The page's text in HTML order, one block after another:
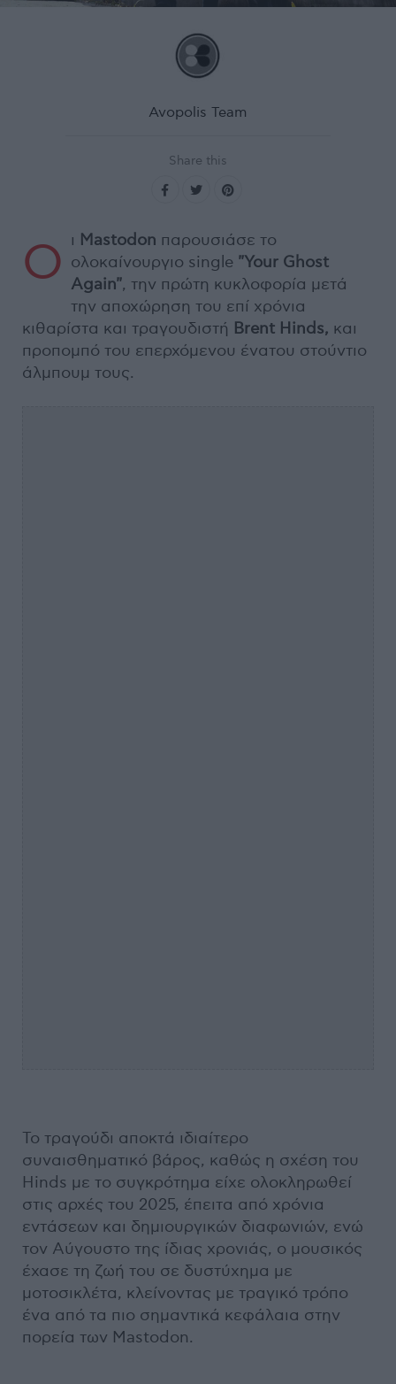
Avopolis Team
Share this
Ο ι Mastodon παρουσιάσε το
ολοκαίνουργιο single "Your Ghost
Again", την πρώτη κυκλοφορία μετά
την αποχώρηση του επί χρόνια
κιθαρίστα και τραγουδιστή Brent Hinds, και
προπομπό του επερχόμενου ένατου στούντιο
άλμπουμ τους.
Το τραγούδι αποκτά ιδιαίτερο
συναισθηματικό βάρος, καθώς η σχέση του
Hinds με το συγκρότημα είχε ολοκληρωθεί
στις αρχές του 2025, έπειτα από χρόνια
εντάσεων και δημιουργικών διαφωνιών, ενώ
τον Αύγουστο της ίδιας χρονιάς, ο μουσικός
έχασε τη ζωή του σε δυστύχημα με
μοτοσικλέτα, κλείνοντας με τραγικό τρόπο
ένα από τα πιο σημαντικά κεφάλαια στην
πορεία των Mastodon.